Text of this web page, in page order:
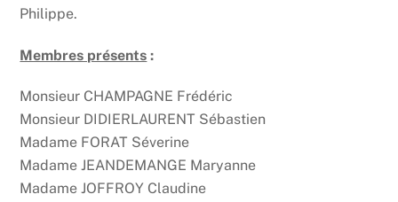
Philippe.
Membres présents :
Monsieur CHAMPAGNE Frédéric
Monsieur DIDIERLAURENT Sébastien
Madame FORAT Séverine
Madame JEANDEMANGE Maryanne
Madame JOFFROY Claudine